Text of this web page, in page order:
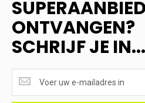
ONTVANGEN?
SCHRIJF JE
ONTVANGEN?
<br>SCHRIJF